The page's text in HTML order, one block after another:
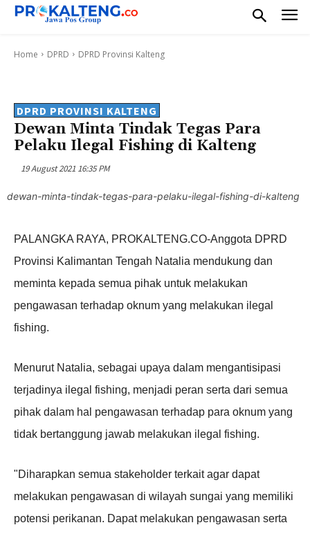
Home DPRD DPRD Provinsi Kalteng
DPRD PROVINSI KALTENG
Dewan Minta Tindak Tegas Para
Pelaku Ilegal Fishing di Kalteng
19 August 2021 16:35 PM
dewan-minta-tindak-tegas-para-pelaku-ilegal-fishing-di-kalteng
PALANGKA RAYA, PROKALTENG.CO-Anggota DPRD
Provinsi Kalimantan Tengah Natalia mendukung dan
meminta kepada semua pihak untuk melakukan
pengawasan terhadap oknum yang melakukan ilegal
fishing.
Menurut Natalia, sebagai upaya dalam mengantisipasi
terjadinya ilegal fishing, menjadi peran serta dari semua
pihak dalam hal pengawasan terhadap para oknum yang
tidak bertanggung jawab melakukan ilegal fishing.
"Diharapkan semua stakeholder terkait agar dapat
melakukan pengawasan di wilayah sungai yang memiliki
potensi perikanan. Dapat melakukan pengawasan serta